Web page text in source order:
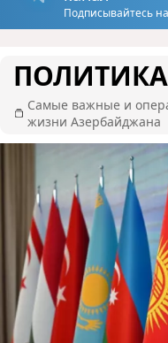
Подписывайтесь
ПОЛИТИКА
Самые важные и
жизни Азербайджана